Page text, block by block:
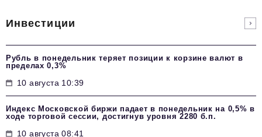
Инвестиции
Рубль в понедельник теряет позиции к корзине валют в
пределах 0,3%
10 августа 10:39
Индекс Московской биржи падает в понедельник на 0,5% в
ходе торговой сессии, достигнув уровня 2280 б.п.
10 августа 08:41